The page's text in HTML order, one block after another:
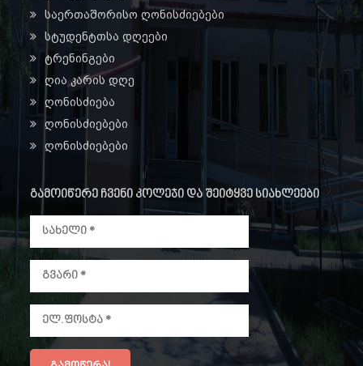
საერთაშორისო ღონისძიებები
სტუდენტთსა დღეები
ტრენინგები
ღია კარის დღე
ღონისძიება
ღონისძიებები
ღონისძიებები
გამოიწერე ჩვენი კოლეჯი და შეიტყვე სიახლეები